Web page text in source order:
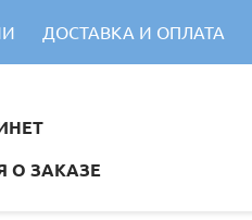
ДОСТАВКА И ОПЛАТА
О ЗАКАЗЕ